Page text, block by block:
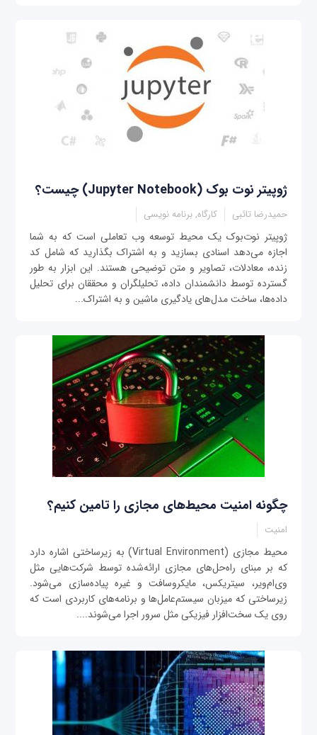
ژوپیتر نوت بوک (Jupyter Notebook) چیست؟
حمیدرضا تائبی کارگاه, برنامه نویسی
ژوپیتر نوت‌بوک یک محیط توسعه وب تعاملی است که به شما
اجازه می‌دهد اسنادی بسازید و به اشتراک بگذارید که شامل کد
زنده، معادلات، تصاویر و متن توضیحی هستند. این ابزار به طور
گسترده توسط دانشمندان داده، تحلیلگران و محققان برای تحلیل
داده‌ها، ساخت مدل‌های یادگیری ماشین و به اشتراک...
چگونه امنیت محیط‌های مجازی را تامین کنیم؟
امنیت
محیط مجازی (Virtual Environment) به زیرساختی اشاره دارد
که بر مبنای راه‌حل‌های مجازی ارائه‌شده توسط شرکت‌هایی مثل
وی‌ام‌ویر، سیتریکس، مایکروسافت و غیره پیاده‌سازی می‌شود.
زیرساختی که میزبان سیستم‌عامل‌ها و برنامه‌های کاربردی است که
روی یک سخت‌افزار فیزیکی مثل سرور اجرا می‌شوند....